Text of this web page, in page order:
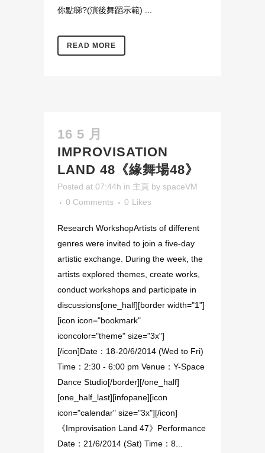
你點睇?(演後舞蹈示範) ...
READ MORE
16 5 月
IMPROVISATION
LAND 48《緣舞場48》
Posted at 07:44h in 主頁 by spaceVM
0 Comments
0 Likes
Research WorkshopArtists of different
genres were invited to join a five-day
artistic exchange. During the week, the
artists explored themes, create works,
conduct workshops and participate in
discussions[one_half][border width="1"]
[icon icon="bookmark"
iconcolor="theme" size="3x"]
[/icon]Date：18-20/6/2014 (Wed to Fri)
Time：2:30 - 6:00 pm Venue：Y-Space
Dance Studio[/border][/one_half]
[one_half_last][infopane][icon
icon="calendar" size="3x"][/icon]
《Improvisation Land 47》Performance
Date：21/6/2014 (Sat) Time：8...